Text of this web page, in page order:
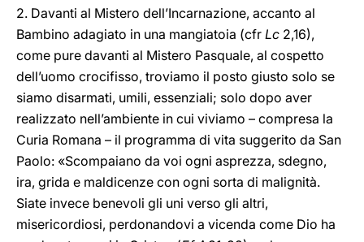
2. Davanti al Mistero dell’Incarnazione, accanto al
Bambino adagiato in una mangiatoia (cfr Lc 2,16),
come pure davanti al Mistero Pasquale, al cospetto
dell’uomo crocifisso, troviamo il posto giusto solo se
siamo disarmati, umili, essenziali; solo dopo aver
realizzato nell’ambiente in cui viviamo – compresa la
Curia Romana – il programma di vita suggerito da San
Paolo: «Scompaiano da voi ogni asprezza, sdegno,
ira, grida e maldicenze con ogni sorta di malignità.
Siate invece benevoli gli uni verso gli altri,
misericordiosi, perdonandovi a vicenda come Dio ha